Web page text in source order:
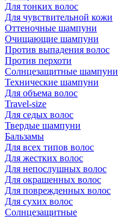
Для тонких волос
Для чувствительной кожи
Оттеночные шампуни
Очищающие шампуни
Против выпадения волос
Против перхоти
Солнцезащитные шампуни
Технические шампуни
Для объема волос
Travel-size
Для седых волос
Твердые шампуни
Бальзамы
Для всех типов волос
Для жестких волос
Для непослушных волос
Для окрашенных волос
Для поврежденных волос
Для сухих волос
Солнцезащитные